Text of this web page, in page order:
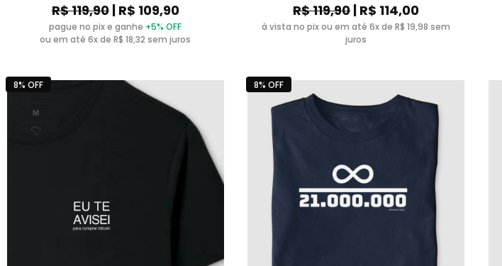
R$ 119,90| R$ 109,90
pague no pix e ganhe +5% OFF
ou em até 6x de R$ 18,32 sem juros
R$ 119,90| R$ 114,00
à vista no pix ou em até 6x de R$ 19,98 sem
juros
8% OFF 8% OFF